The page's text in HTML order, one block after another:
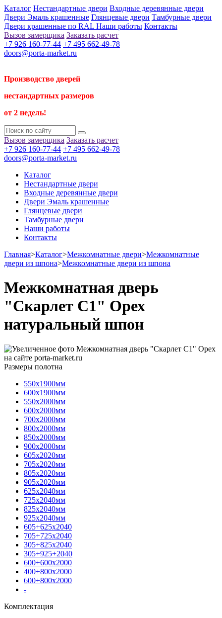
Каталог Нестандартные двери Входные деревянные двери
Двери Эмаль крашенные Глянцевые двери Тамбурные двери
Двери крашенные по RAL Наши работы Контакты
Вызов замерщика Заказать расчет
+7 926 160-77-44 +7 495 662-49-78
doors@porta-market.ru
Производство дверей
нестандартных размеров
от 2 недель!
Вызов замерщика Заказать расчет
+7 926 160-77-44 +7 495 662-49-78
doors@porta-market.ru
Каталог
Нестандартные двери
Входные деревянные двери
Двери Эмаль крашенные
Глянцевые двери
Тамбурные двери
Наши работы
Контакты
Главная>Каталог>Межкомнатные двери>Межкомнатные
двери из шпона>Межкомнатные двери из шпона
Межкомнатная дверь
"Скарлет С1" Орех
натуральный шпон
Размеры полотна
550х1900мм
600х1900мм
550х2000мм
600х2000мм
700х2000мм
800х2000мм
850х2000мм
900х2000мм
605х2020мм
705х2020мм
805х2020мм
905х2020мм
625х2040мм
725х2040мм
825х2040мм
925х2040мм
605+625х2040
705+725х2040
305+825х2040
305+925+2040
600+600х2000
400+800х2000
600+800х2000
-
Комплектация